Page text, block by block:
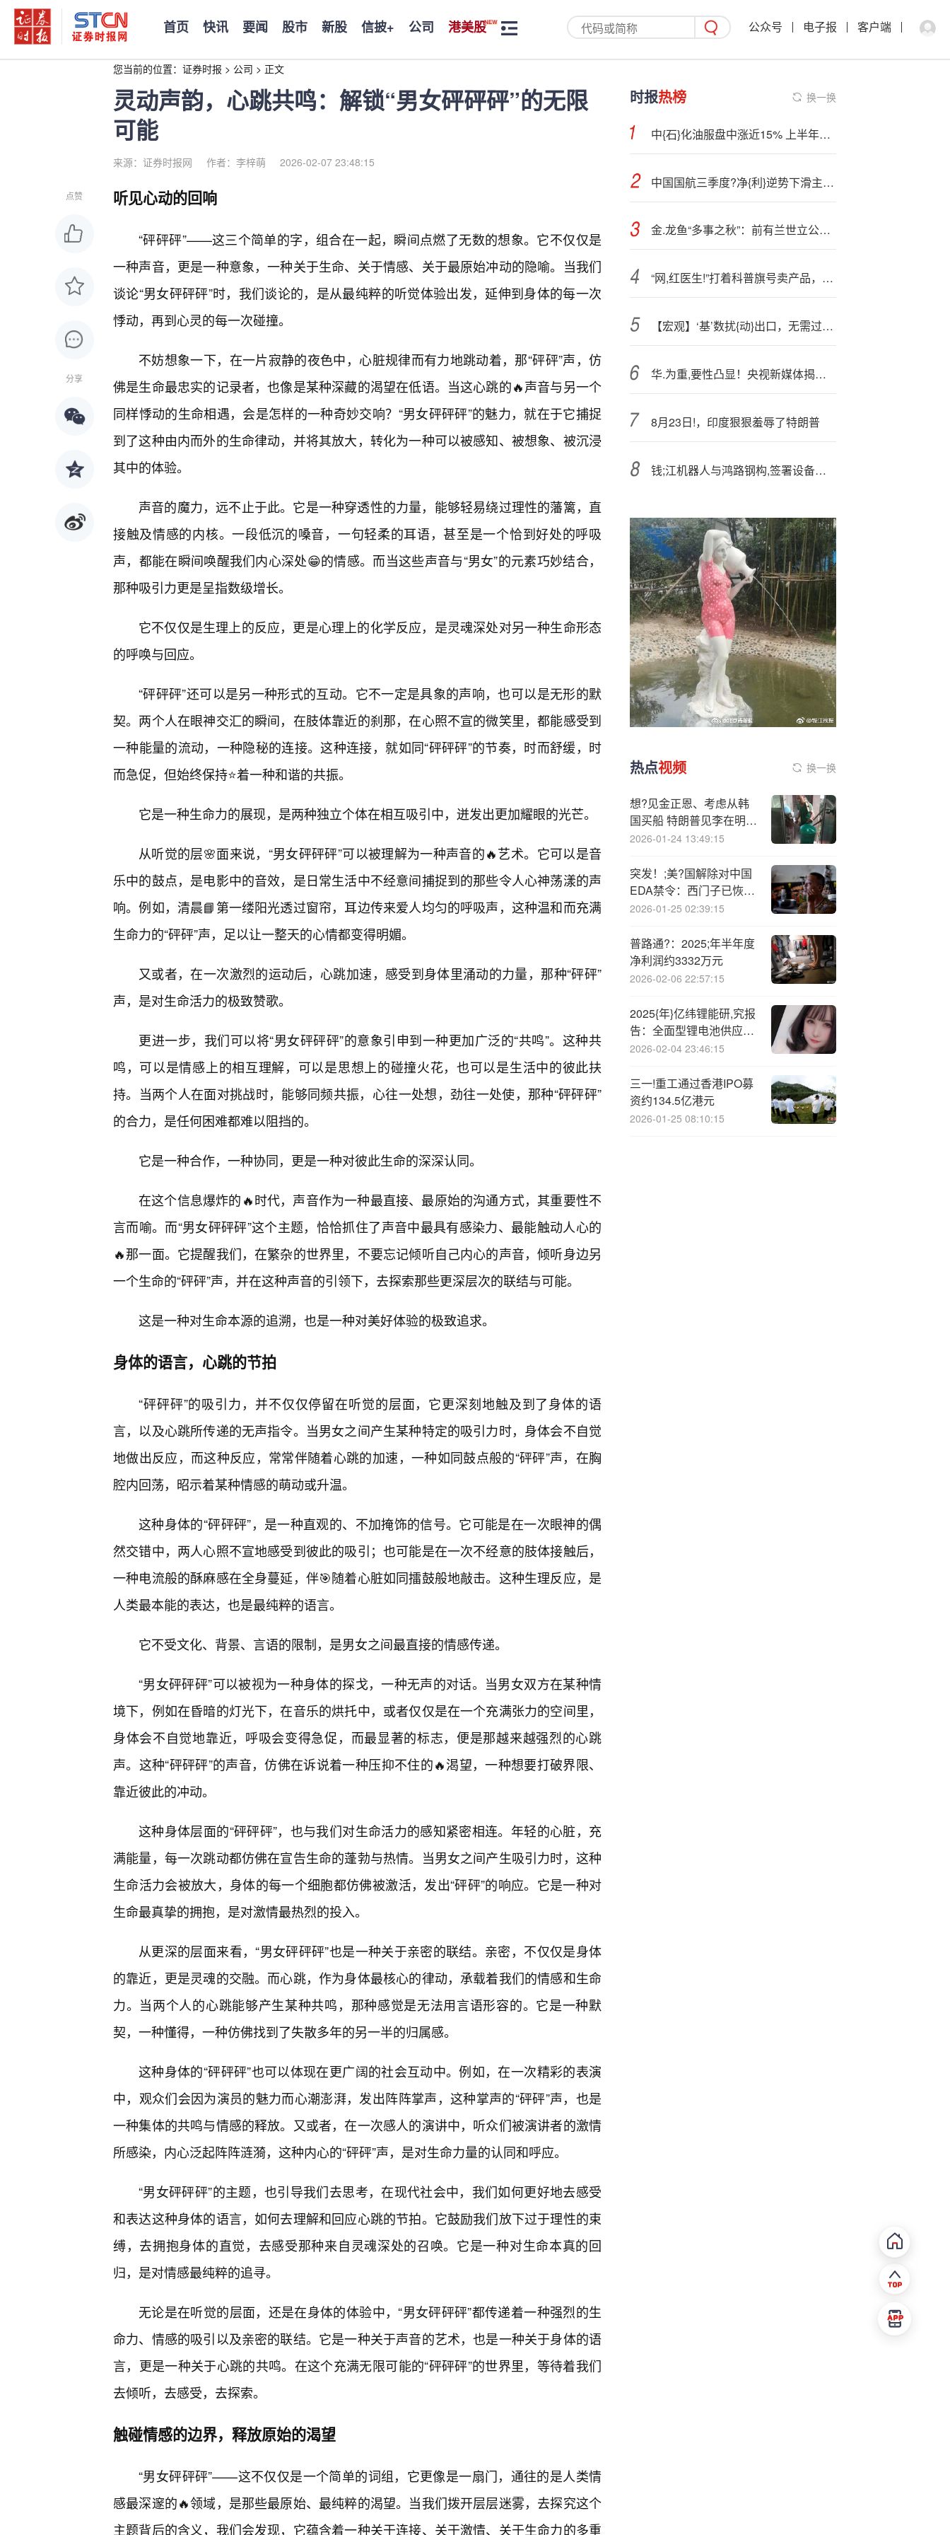
首页 快讯 要闻 股市 新股 信披+ 公司 港美股 公众号 电子报 客户端
您当前的位置： 证券时报 > 公司 > 正文
灵动声韵，心跳共鸣：解锁“男女砰砰砰”的无限
可能
来源：证券时报网 作者：李梓萌 2026-02-07 23:48:15
点赞
分享
听见心动的回响
“砰砰砰”——这三个简单的字，组合在一起，瞬间点燃了无数的想象。它不仅仅是
一种声音，更是一种意象，一种关于生命、关于情感、关于最原始冲动的隐喻。当我们
谈论“男女砰砰砰”时，我们谈论的，是从最纯粹的听觉体验出发，延伸到身体的每一次
悸动，再到心灵的每一次碰撞。
不妨想象一下，在一片寂静的夜色中，心脏规律而有力地跳动着，那“砰砰”声，仿
佛是生命最忠实的记录者，也像是某种深藏的渴望在低语。当这心跳的🔥声音与另一个
同样悸动的生命相遇，会是怎样的一种奇妙交响？“男女砰砰砰”的魅力，就在于它捕捉
到了这种由内而外的生命律动，并将其放大，转化为一种可以被感知、被想象、被沉浸
其中的体验。
声音的魔力，远不止于此。它是一种穿透性的力量，能够轻易绕过理性的藩篱，直
接触及情感的内核。一段低沉的嗓音，一句轻柔的耳语，甚至是一个恰到好处的呼吸
声，都能在瞬间唤醒我们内心深处😁的情感。而当这些声音与“男女”的元素巧妙结合，
那种吸引力更是呈指数级增长。
它不仅仅是生理上的反应，更是心理上的化学反应，是灵魂深处对另一种生命形态
的呼唤与回应。
“砰砰砰”还可以是另一种形式的互动。它不一定是具象的声响，也可以是无形的默
契。两个人在眼神交汇的瞬间，在肢体靠近的刹那，在心照不宣的微笑里，都能感受到
一种能量的流动，一种隐秘的连接。这种连接，就如同“砰砰砰”的节奏，时而舒缓，时
而急促，但始终保持⭐着一种和谐的共振。
它是一种生命力的展现，是两种独立个体在相互吸引中，迸发出更加耀眼的光芒。
从听觉的层🌸面来说，“男女砰砰砰”可以被理解为一种声音的🔥艺术。它可以是音
乐中的鼓点，是电影中的音效，是日常生活中不经意间捕捉到的那些令人心神荡漾的声
响。例如，清晨📘第一缕阳光透过窗帘，耳边传来爱人均匀的呼吸声，这种温和而充满
生命力的“砰砰”声，足以让一整天的心情都变得明媚。
又或者，在一次激烈的运动后，心跳加速，感受到身体里涌动的力量，那种“砰砰”
声，是对生命活力的极致赞歌。
更进一步，我们可以将“男女砰砰砰”的意象引申到一种更加广泛的“共鸣”。这种共
鸣，可以是情感上的相互理解，可以是思想上的碰撞火花，也可以是生活中的彼此扶
持。当两个人在面对挑战时，能够同频共振，心往一处想，劲往一处使，那种“砰砰砰”
的合力，是任何困难都难以阻挡的。
它是一种合作，一种协同，更是一种对彼此生命的深深认同。
在这个信息爆炸的🔥时代，声音作为一种最直接、最原始的沟通方式，其重要性不
言而喻。而“男女砰砰砰”这个主题，恰恰抓住了声音中最具有感染力、最能触动人心的
🔥那一面。它提醒我们，在繁杂的世界里，不要忘记倾听自己内心的声音，倾听身边另
一个生命的“砰砰”声，并在这种声音的引领下，去探索那些更深层次的联结与可能。
这是一种对生命本源的追溯，也是一种对美好体验的极致追求。
身体的语言，心跳的节拍
“砰砰砰”的吸引力，并不仅仅停留在听觉的层面，它更深刻地触及到了身体的语
言，以及心跳所传递的无声指令。当男女之间产生某种特定的吸引力时，身体会不自觉
地做出反应，而这种反应，常常伴随着心跳的加速，一种如同鼓点般的“砰砰”声，在胸
腔内回荡，昭示着某种情感的萌动或升温。
这种身体的“砰砰砰”，是一种直观的、不加掩饰的信号。它可能是在一次眼神的偶
然交错中，两人心照不宣地感受到彼此的吸引；也可能是在一次不经意的肢体接触后，
一种电流般的酥麻感在全身蔓延，伴🎯随着心脏如同擂鼓般地敲击。这种生理反应，是
人类最本能的表达，也是最纯粹的语言。
它不受文化、背景、言语的限制，是男女之间最直接的情感传递。
“男女砰砰砰”可以被视为一种身体的探戈，一种无声的对话。当男女双方在某种情
境下，例如在昏暗的灯光下，在音乐的烘托中，或者仅仅是在一个充满张力的空间里，
身体会不自觉地靠近，呼吸会变得急促，而最显著的标志，便是那越来越强烈的心跳
声。这种“砰砰砰”的声音，仿佛在诉说着一种压抑不住的🔥渴望，一种想要打破界限、
靠近彼此的冲动。
这种身体层面的“砰砰砰”，也与我们对生命活力的感知紧密相连。年轻的心脏，充
满能量，每一次跳动都仿佛在宣告生命的蓬勃与热情。当男女之间产生吸引力时，这种
生命活力会被放大，身体的每一个细胞都仿佛被激活，发出“砰砰”的响应。它是一种对
生命最真挚的拥抱，是对激情最热烈的投入。
从更深的层面来看，“男女砰砰砰”也是一种关于亲密的联结。亲密，不仅仅是身体
的靠近，更是灵魂的交融。而心跳，作为身体最核心的律动，承载着我们的情感和生命
力。当两个人的心跳能够产生某种共鸣，那种感觉是无法用言语形容的。它是一种默
契，一种懂得，一种仿佛找到了失散多年的另一半的归属感。
这种身体的“砰砰砰”也可以体现在更广阔的社会互动中。例如，在一次精彩的表演
中，观众们会因为演员的魅力而心潮澎湃，发出阵阵掌声，这种掌声的“砰砰”声，也是
一种集体的共鸣与情感的释放。又或者，在一次感人的演讲中，听众们被演讲者的激情
所感染，内心泛起阵阵涟漪，这种内心的“砰砰”声，是对生命力量的认同和呼应。
“男女砰砰砰”的主题，也引导我们去思考，在现代社会中，我们如何更好地去感受
和表达这种身体的语言，如何去理解和回应心跳的节拍。它鼓励我们放下过于理性的束
缚，去拥抱身体的直觉，去感受那种来自灵魂深处的召唤。它是一种对生命本真的回
归，是对情感最纯粹的追寻。
无论是在听觉的层面，还是在身体的体验中，“男女砰砰砰”都传递着一种强烈的生
命力、情感的吸引以及亲密的联结。它是一种关于声音的艺术，也是一种关于身体的语
言，更是一种关于心跳的共鸣。在这个充满无限可能的“砰砰砰”的世界里，等待着我们
去倾听，去感受，去探索。
触碰情感的边界，释放原始的渴望
“男女砰砰砰”——这不仅仅是一个简单的词组，它更像是一扇门，通往的是人类情
感最深邃的🔥领域，是那些最原始、最纯粹的渴望。当我们拨开层层迷雾，去探究这个
主题背后的含义，我们会发现，它蕴含着一种关于连接、关于激情、关于生命力的多重
时报热榜 换一换
中{石}化油服盘中涨近15% 上半年新签合同额同比大幅增长71.8%
中国国航三季度?净{利}逆势下滑主要经营指标垫底 控股股东大幅折价包揽定增中小股东权益或受损
金.龙鱼“多事之秋”：前有兰世立公开宣战，后有子公司一审败诉、天价判赔
“网,红医生!”打着科普旗号卖产品，人民日报：医疗科普不能成牟利工具
【宏观】‘基’数扰{动}出口，无需过度担忧——2025年10月进出口数据点评
华.为重,要性凸显！央视新媒体揭秘美国芯片如何植入后门：自研才是真正防线
8月23日!，印度狠狠羞辱了特朗普
钱;江机器人与鸿路钢构,签署设备采购框架协议 共拓工业机器人领域新篇
热点视频 换一换
想?见金正恩、考虑从韩
国买船 特朗普见李在明都
说了啥？一文了解→
2026-01-24 13:49:15
突发！;美?国解除对中国
EDA禁令：西门子已恢复
供货
2026-01-25 02:39:15
普路通?：2025;年半年度
净利润约3332万元
2026-02-06 22:57:15
2025{年}亿纬锂能研,究报
告：全面型锂电池供应
商，深厚技术优势助力腾
2026-02-04 23:46:15
三一!重工通过香港IPO募
资约134.5亿港元
2026-01-25 08:10:15